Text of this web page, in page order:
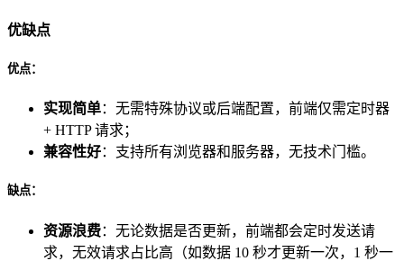
优缺点
优点：
实现简单：无需特殊协议或后端配置，前端仅需定时器
+ HTTP 请求；
兼容性好：支持所有浏览器和服务器，无技术门槛。
缺点：
资源浪费：无论数据是否更新，前端都会定时发送请
求，无效请求占比高（如数据 10 秒才更新一次，1 秒一